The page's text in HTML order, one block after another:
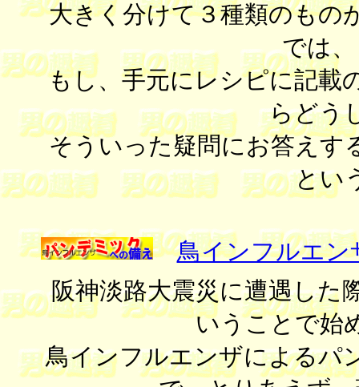
大きく分けて３種類のもの
では
もし、手元にレシピに記載
らどう
そういった疑問にお答えす
とい
鳥インフルエン
阪神淡路大震災に遭遇した
いうことで始
鳥インフルエンザによるパ